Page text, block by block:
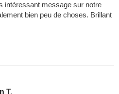
intéressant message sur notre
bien peu de choses. Brillant
T.